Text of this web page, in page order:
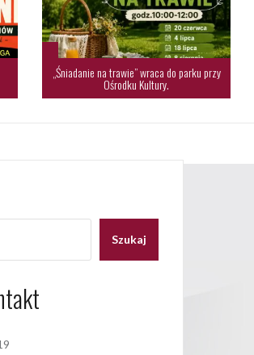
„Śniadanie na trawie” wraca do parku przy
Ośrodku Kultury.
Szukaj